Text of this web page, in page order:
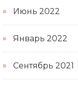
Июнь 2022
Январь 2022
Сентябрь 2021